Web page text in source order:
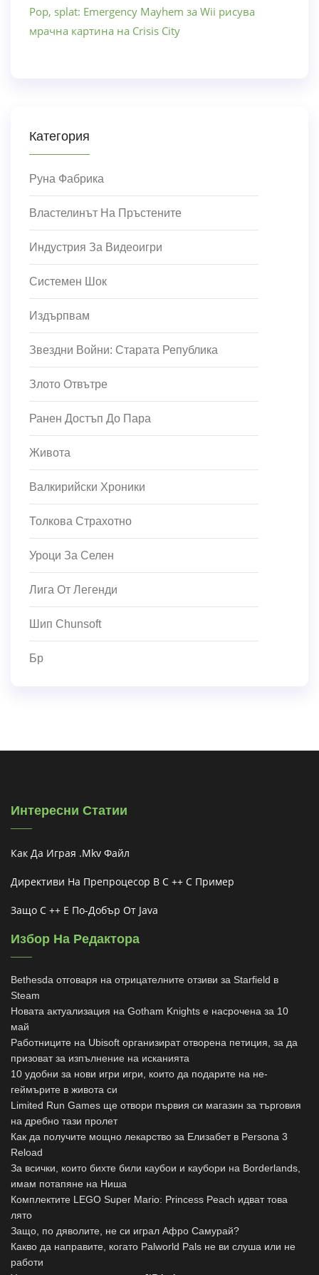
Pop, splat: Emergency Mayhem за Wii рисува
мрачна картина на Crisis City
Категория
Руна Фабрика
Властелинът На Пръстените
Индустрия За Видеоигри
Системен Шок
Издърпвам
Звездни Войни: Старата Република
Злото Отвътре
Ранен Достъп До Пара
Живота
Валкирийски Хроники
Толкова Страхотно
Уроци За Селен
Лига От Легенди
Шип Chunsoft
Бр
Интересни Статии
Как Да Играя .mkv Файл
Директиви На Препроцесор В C ++ С Пример
Защо C ++ Е По-Добър От Java
Избор На Редактора
Bethesda отговаря на отрицателните отзиви за Starfield в
Steam
Новата актуализация на Gotham Knights е насрочена за 10
май
Работниците на Ubisoft организират отворена петиция, за да
призоват за изпълнение на исканията
10 удобни за нови игри игри, които да подарите на не-
геймърите в живота си
Limited Run Games ще отвори първия си магазин за търговия
на дребно тази пролет
Как да получите мощно лекарство за Елизабет в Persona 3
Reload
За всички, които бихте били каубои и каубори на Borderlands,
имам потапяне на Ниша
Комплектите LEGO Super Mario: Princess Peach идват това
лято
Защо, по дяволите, не си играл Афро Самурай?
Какво да направите, когато Palworld Pals не ви слуша или не
работи